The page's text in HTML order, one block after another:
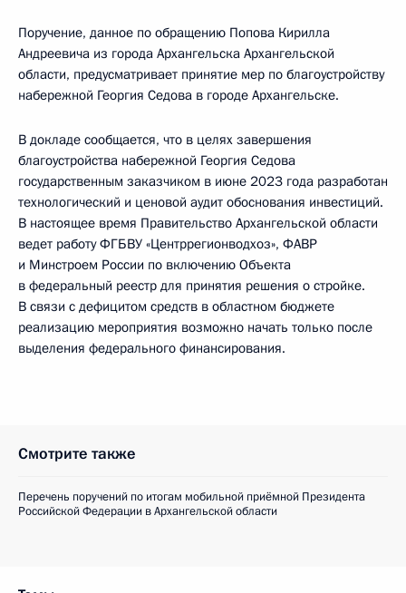
Поручение, данное по обращению Попова Кирилла
Андреевича из города Архангельска Архангельской
области, предусматривает принятие мер по благоустройству
набережной Георгия Седова в городе Архангельске.
В докладе сообщается, что в целях завершения
благоустройства набережной Георгия Седова
государственным заказчиком в июне 2023 года разработан
технологический и ценовой аудит обоснования инвестиций.
В настоящее время Правительство Архангельской области
ведет работу ФГБВУ «Центррегионводхоз», ФАВР
и Минстроем России по включению Объекта
в федеральный реестр для принятия решения о стройке.
В связи с дефицитом средств в областном бюджете
реализацию мероприятия возможно начать только после
выделения федерального финансирования.
Смотрите также
Перечень поручений по итогам мобильной приёмной Президента
Российской Федерации в Архангельской области